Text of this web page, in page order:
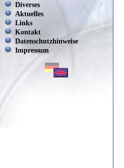
Diverses
Aktuelles
Links
Kontakt
Datenschutzhinweise
Impressum